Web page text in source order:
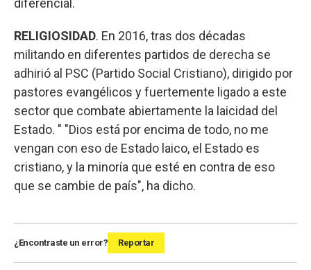
diferencial.
RELIGIOSIDAD. En 2016, tras dos décadas
militando en diferentes partidos de derecha se
adhirió al PSC (Partido Social Cristiano), dirigido por
pastores evangélicos y fuertemente ligado a este
sector que combate abiertamente la laicidad del
Estado. " "Dios está por encima de todo, no me
vengan con eso de Estado laico, el Estado es
cristiano, y la minoría que esté en contra de eso
que se cambie de país", ha dicho.
¿Encontraste un error? Reportar